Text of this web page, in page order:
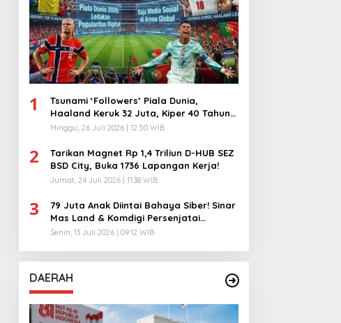
1
Tsunami ‘Followers’ Piala Dunia,
Haaland Keruk 32 Juta, Kiper 40 Tahun
Bikin Geger!
Minggu, 26 Juli 2026 | 12:50 WIB
2
Tarikan Magnet Rp 1,4 Triliun D-HUB SEZ
BSD City, Buka 1736 Lapangan Kerja!
Jumat, 24 Juli 2026 | 11:38 WIB
3
79 Juta Anak Diintai Bahaya Siber! Sinar
Mas Land & Komdigi Persenjatai
Ratusan Guru!
Senin, 13 Juli 2026 | 09:12 WIB
DAERAH